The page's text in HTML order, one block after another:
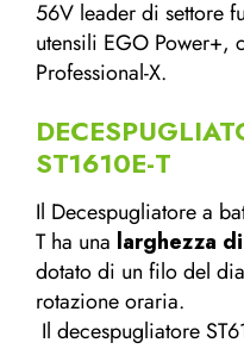
56V leader di settore
utensili EGO Power+,
Professional-X.
ST1610E-T
Il Decespugliatore a
T ha una larghezza
dotato di un filo del
rotazione oraria.
Il decespugliatore